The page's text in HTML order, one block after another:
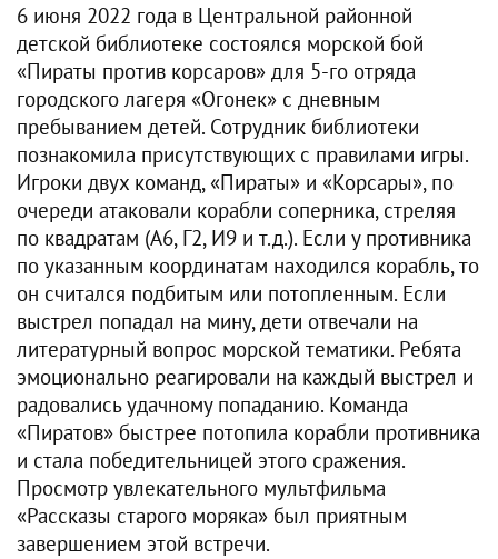
6 июня 2022 года в Центральной районной
детской библиотеке состоялся морской бой
«Пираты против корсаров» для 5-го отряда
городского лагеря «Огонек» с дневным
пребыванием детей. Сотрудник библиотеки
познакомила присутствующих с правилами игры.
Игроки двух команд, «Пираты» и «Корсары», по
очереди атаковали корабли соперника, стреляя
по квадратам (А6, Г2, И9 и т.д.). Если у противника
по указанным координатам находился корабль, то
он считался подбитым или потопленным. Если
выстрел попадал на мину, дети отвечали на
литературный вопрос морской тематики. Ребята
эмоционально реагировали на каждый выстрел и
радовались удачному попаданию. Команда
«Пиратов» быстрее потопила корабли противника
и стала победительницей этого сражения.
Просмотр увлекательного мультфильма
«Рассказы старого моряка» был приятным
завершением этой встречи.